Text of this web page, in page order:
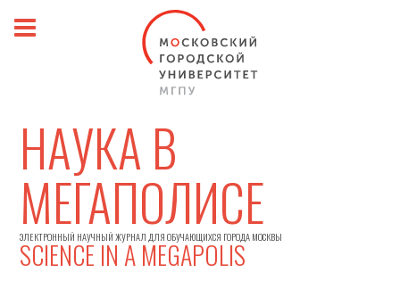
НАУКА В
МЕГАПОЛИСЕ
ЭЛЕКТРОННЫЙ НАУЧНЫЙ ЖУРНАЛ ДЛЯ ОБУЧАЮЩИХСЯ ГОРОДА МОСКВЫ
SCIENCE IN A MEGAPOLIS